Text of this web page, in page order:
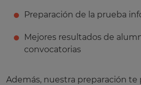
Preparación de la prueba
Mejores resultados de
convocatorias
Además, nuestra preparación